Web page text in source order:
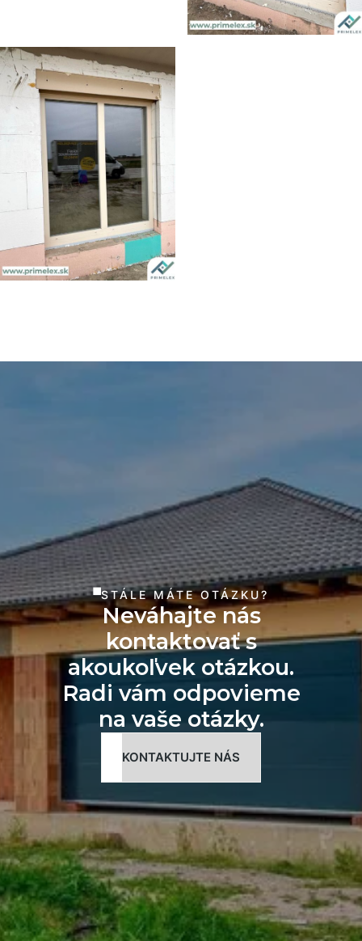
STÁLE MÁTE OTÁZKU?
Neváhajte nás
kontaktovať s
akoukoľvek otázkou.
Radi vám odpovieme
na vaše otázky.
KONTAKTUJTE NÁS